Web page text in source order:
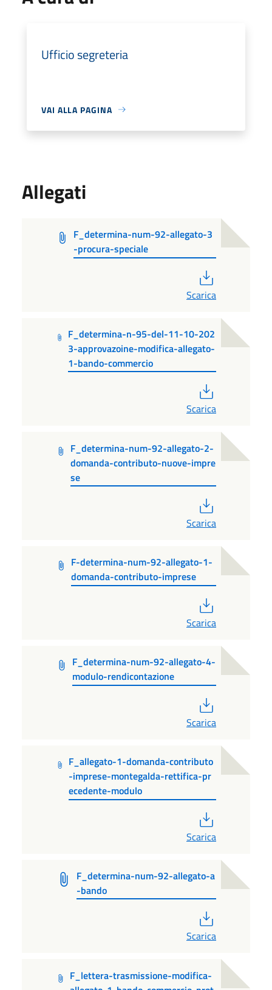
Ufficio segreteria
VAI ALLA PAGINA
Allegati
F_determina-num-92-allegato-3
-procura-speciale
Scarica
F_determina-n-95-del-11-10-202
3-approvazoine-modifica-allegato-
1-bando-commercio
Scarica
F_determina-num-92-allegato-2-
domanda-contributo-nuove-impre
se
Scarica
F-determina-num-92-allegato-1-
domanda-contributo-imprese
Scarica
F_determina-num-92-allegato-4-
modulo-rendicontazione
Scarica
F_allegato-1-domanda-contributo
-imprese-montegalda-rettifica-pr
ecedente-modulo
Scarica
F_determina-num-92-allegato-a
-bando
Scarica
F_lettera-trasmissione-modifica-